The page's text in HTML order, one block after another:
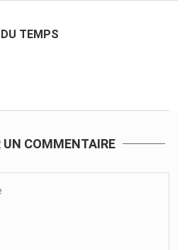
TEMPS
UN COMMENTAIRE